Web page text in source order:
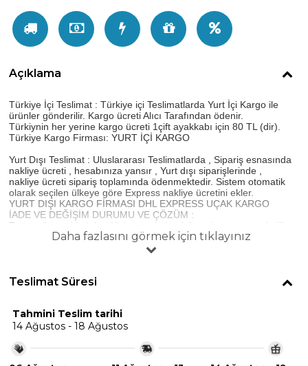
Açıklama
Türkiye İçi Teslimat : Türkiye içi Teslimatlarda Yurt İçi Kargo ile
ürünler gönderilir. Kargo ücreti Alıcı Tarafından ödenir.
Türkiynin her yerine kargo ücreti 1çift ayakkabı için 80 TL (dir).
Türkiye Kargo Firması: YURT İÇİ KARGO
Yurt Dışı Teslimat : Uluslararası Teslimatlarda , Sipariş esnasında
nakliye ücreti , hesabınıza yansır , Yurt dışı siparişlerinde ,
nakliye ücreti sipariş toplamında ödenmektedir. Sistem otomatik
olarak seçilen ülkeye göre Express nakliye ücretini ekler.
YURT DIŞI KARGO FİRMASI DHL EXPRESS UÇAK KARGO
İADE VE DEĞİŞİM DURUMU VE ÇÖZÜM :
Tüm gelin ayakkabıları Kişiye özel olarak hazırlanır ve gönderilir ,
İade veya Değişim Yoktur.
Bu durumun çözümü olarak İkinci üründe %50 indirim yapılır.
Türkiye'den veya Yurt dışından Sipariş veren Müşterilerimiz iade
Resim dışında Seçilen Yükseklik seçenekli ürünlerde , Resim
eklemesi yapılması zorunludur!!!
Daha fazlasını görmek için tıklayınız
Teslimat Süresi
Tahmini Teslim tarihi
14 Ağustos - 18 Ağustos